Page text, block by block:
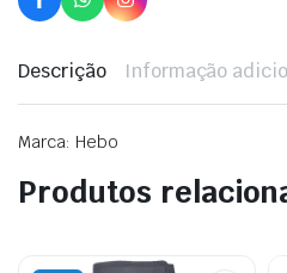
Descrição Informação
Marca: Hebo
Produtos